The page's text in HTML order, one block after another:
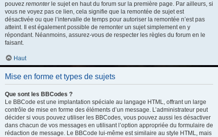
pouvez remonterle sujet en haut du forum sur la première page. Par ailleurs, si
vous ne voyez pas ce lien, cela signifie que la remontée de sujet est
désactivée ou que l’intervalle de temps pour autoriser la remontée n’est pas
atteint. Il est également possible de remonter un sujet simplement en y
répondant. Néanmoins, assurez-vous de respecter les règles du forum en le
faisant.
Haut
Mise en forme et types de sujets
Que sont les BBCodes ?
Le BBCode est une implantation spéciale au langage HTML, offrant un large
contrôle de mise en forme des éléments d’un message. L’administrateur peut
décider si vous pouvez utiliser les BBCodes, vous pouvez aussi les désactiver
dans chacun de vos messages en utilisant l’option appropriée du formulaire de
rédaction de message. Le BBCode lui-même est similaire au style HTML, mais